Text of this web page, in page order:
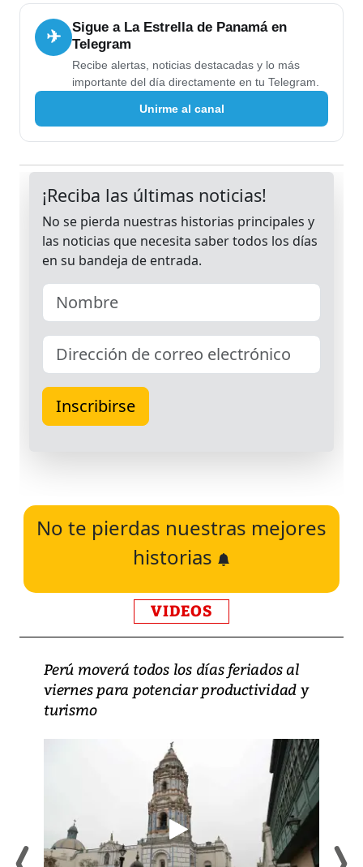
✈
Sigue a La Estrella de Panamá en
Telegram
Recibe alertas, noticias destacadas y lo más
importante del día directamente en tu Telegram.
Unirme al canal
No te pierdas nuestras mejores
historias
VIDEOS
Perú moverá todos los días feriados al
viernes para potenciar productividad y
turismo